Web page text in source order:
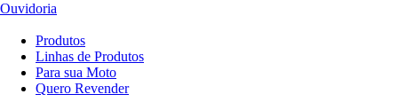
Ouvidoria
Produtos
Linhas de Produtos
Para sua Moto
Quero Revender